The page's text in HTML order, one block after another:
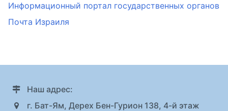
Информационный портал государственных органов
Почта Израиля
Наш адрес:
г. Бат-Ям, Дерех Бен-Гурион 138, 4-й этаж